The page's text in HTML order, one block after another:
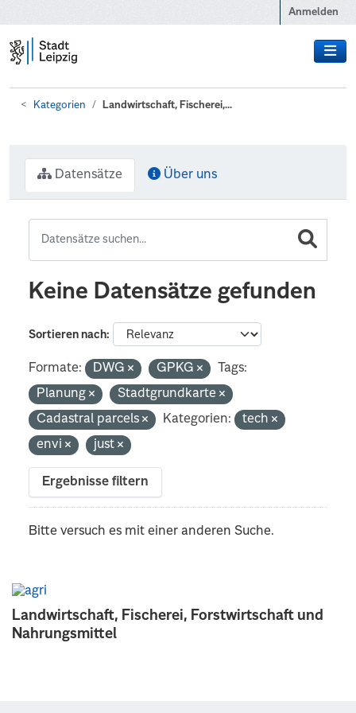
Anmelden
Kategorien Landwirtschaft, Fischerei,...
Landwirtschaft, Fischerei, Forstwirtschaft und
Nahrungsmittel
Datensätze Über uns
Keine Datensätze gefunden
Sortieren nach
Formate: DWG GPKG
Tags:
Planung
Stadtgrundkarte
Cadastral parcels
Kategorien:
tech
envi
just
Ergebnisse filtern
Bitte versuch es mit einer anderen Suche.